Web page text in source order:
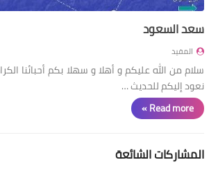
سعد السعود
المفيد
سلام من الله عليكم و أهلا و سهلا بكم أحبائنا
نعود إليكم للحديث …
Read more »
المشاركات الشائعة